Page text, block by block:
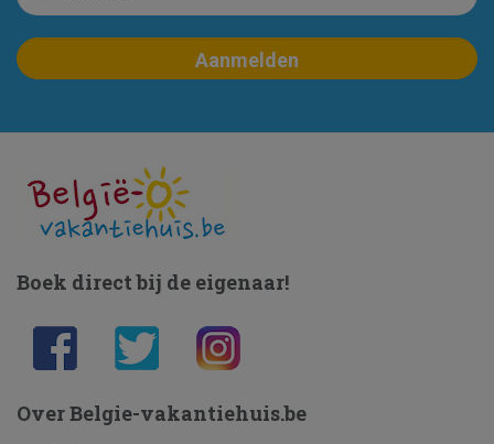
Boek direct bij de eigenaar!
Over Belgie-vakantiehuis.be